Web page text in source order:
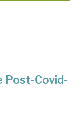
Post-Covid-